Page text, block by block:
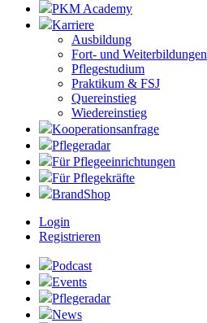
PKM Academy
Karriere
Ausbildung
Fort- und Weiterbildungen
Pflegestudium
Praktikum & FSJ
Quereinstieg
Wiedereinstieg
Kooperationsanfrage
Pflegeradar
Für Pflegeeinrichtungen
Für Pflegekräfte
BrandShop
Login
Registrieren
Podcast
Events
Pflegeradar
News